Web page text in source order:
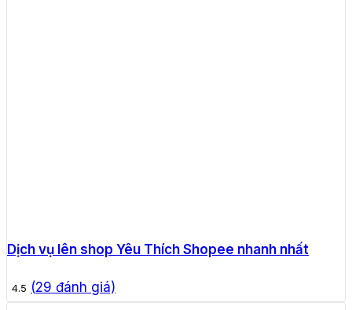
Dịch vụ lên shop Yêu Thích Shopee nhanh nhất
4.5 (29 đánh giá)